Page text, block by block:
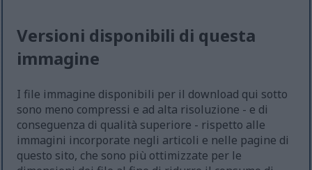
Versioni disponibili di questa
immagine
I file immagine disponibili per il download qui sotto
sono meno compressi e ad alta risoluzione - e di
conseguenza di qualità superiore - rispetto alle
immagini incorporate negli articoli e nelle pagine di
questo sito, che sono più ottimizzate per le